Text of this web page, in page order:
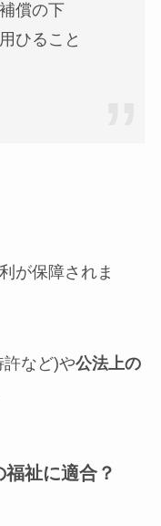
償の下
ひること
が保障されま
など)や公法上の
祉に適合？